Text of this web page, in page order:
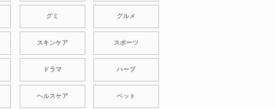
グミ グルメ
スキンケア スポーツ
ドラマ ハーブ
ヘルスケア ペット